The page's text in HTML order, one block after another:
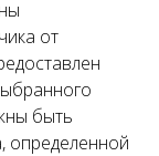
от
быть
определенной